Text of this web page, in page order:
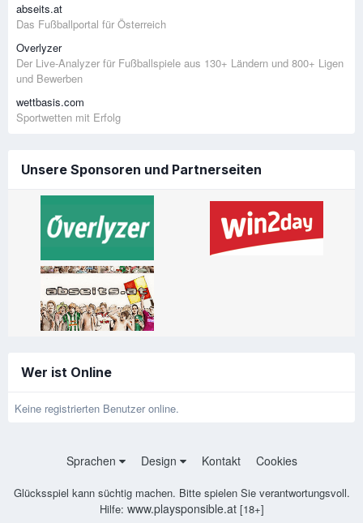
abseits.at
Das Fußballportal für Österreich
Overlyzer
Der Live-Analyzer für Fußballspiele aus 130+ Ländern und 800+ Ligen
und Bewerben
wettbasis.com
Sportwetten mit Erfolg
Unsere Sponsoren und Partnerseiten
Wer ist Online
Keine registrierten Benutzer online.
Sprachen Design Kontakt Cookies
Glücksspiel kann süchtig machen. Bitte spielen Sie verantwortungsvoll.
Hilfe: www.playsponsible.at[18+]